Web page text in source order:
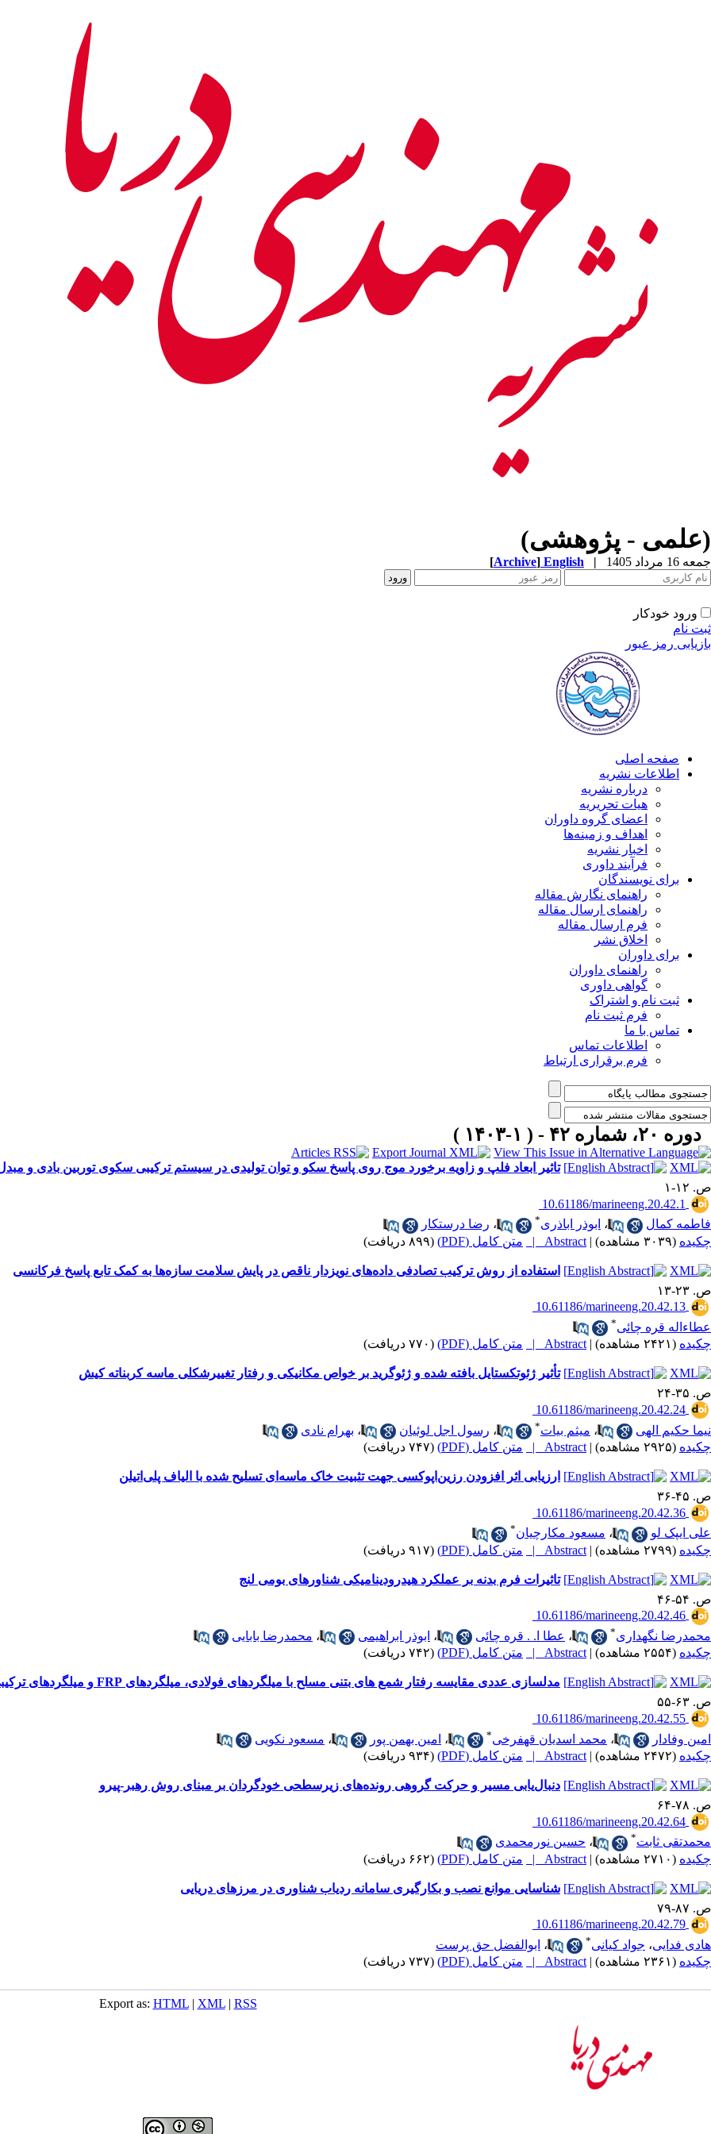
(علمی - پژوهشی)
جمعه 16 مرداد 1405 |
English
[Archive]
ورود خودکار
ثبت نام
بازیابی رمز عبور
صفحه اصلی
اطلاعات نشریه
درباره نشریه
هیات تحریریه
اعضای گروه داوران
اهداف و زمینه‌ها
اخبار نشریه
فرآیند داوری
برای نویسندگان
راهنمای نگارش مقاله
راهنمای ارسال مقاله
فرم ارسال مقاله
اخلاق نشر
برای داوران
راهنمای داوران
گواهی داوری
ثبت نام و اشتراک
فرم ثبت نام
تماس با ما
اطلاعات تماس
فرم برقراری ارتباط
دوره ۲۰، شماره ۴۲ - ( ۱-۱۴۰۳ )
تاثیر ابعاد فلپ و زاویه برخورد موج روی پاسخ سکو و توان تولیدی در سیستم ترکیبی سکوی توربین بادی و
ص. ۱۲-۱
‎ 10.61186/marineeng.20.42.1
فاطمه کمال
، ابوذر اباذری* ، رضا درستکار
چکیده (۳۰۳۹ مشاهده) |
Abstract | متن کامل (PDF) (۸۹۹ دریافت)
استفاده از روش ترکیب تصادفی داده‌های نویزدار ناقص در پایش سلامت سازه‌ها به کمک تابع پاسخ فرکانسی
ص. ۲۳-۱۳
‎ 10.61186/marineeng.20.42.13
عطاء‌اله قره چائی*
چکیده (۲۴۲۱ مشاهده) |
Abstract | متن کامل (PDF) (۷۷۰ دریافت)
تأثیر ژئوتکستایل بافته شده و ژئوگرید بر خواص مکانیکی و رفتار تغییرشکلی ماسه کربناته کیش
ص. ۳۵-۲۴
‎ 10.61186/marineeng.20.42.24
نیما حکیم الهی
، میثم بیات* ، رسول اجل لوئیان ، بهرام نادی
چکیده (۲۹۲۵ مشاهده) |
Abstract | متن کامل (PDF) (۷۴۷ دریافت)
ارزیابی اثر افزودن رزین‌اپوکسی جهت تثبیت خاک ماسه‌ای تسلیح شده با الیاف پلی‌اتیلن
ص. ۴۵-۳۶
‎ 10.61186/marineeng.20.42.36
علی ایپک لو
، مسعود مکارچیان*
چکیده (۲۷۹۹ مشاهده) |
Abstract | متن کامل (PDF) (۹۱۷ دریافت)
تاثیرات فرم بدنه بر عملکرد هیدرودینامیکی شناور‌های بومی لنج
ص. ۵۴-۴۶
‎ 10.61186/marineeng.20.42.46
محمدرضا نگهداری* ، عطا ا. . قره چائی ، ابوذر ابراهیمی ، محمدرضا بابایی
چکیده (۲۵۵۴ مشاهده) |
Abstract | متن کامل (PDF) (۷۴۲ دریافت)
مدلسازی عددی مقایسه رفتار شمع های بتنی مسلح با میلگردهای فولادی، میلگردهای FRP و میلگردهای ترکیبی تحت ضربه کشتی
ص. ۶۳-۵۵
‎ 10.61186/marineeng.20.42.55
امین وفادار
، محمد اسدیان قهفرخی* ، امین بهمن پور ، مسعود نکویی
چکیده (۲۴۷۲ مشاهده) |
Abstract | متن کامل (PDF) (۹۳۴ دریافت)
دنبال‌یابی مسیر و حرکت گروهی رونده‌های زیرسطحی خودگردان بر مبنای روش رهبر-پیرو
ص. ۷۸-۶۴
‎ 10.61186/marineeng.20.42.64
محمدتقی ثابت* ، حسین نورمحمدی
چکیده (۲۷۱۰ مشاهده) |
Abstract | متن کامل (PDF) (۶۶۲ دریافت)
شناسایی موانع نصب و بکارگیری سامانه ردیاب شناوری در مرزهای دریایی
ص. ۸۷-۷۹
‎ 10.61186/marineeng.20.42.79
هادی فدایی، جواد کیانی* ، ابوالفضل حق پرست
چکیده (۲۳۶۱ مشاهده) |
Abstract | متن کامل (PDF) (۷۳۷ دریافت)
Export as: HTML| XML| RSS